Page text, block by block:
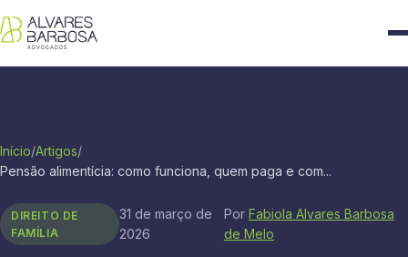
Início/Artigos/
Pensão alimentícia: como funciona, quem paga e com...
DIREITO DE
FAMÍLIA
31 de março de
2026
Por Fabiola Alvares Barbosa
de Melo